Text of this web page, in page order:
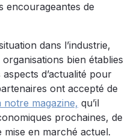
encourageantes de
dans l’industrie,
bien établies
d’actualité pour
ont accepté de
notre magazine, qu’il
prochaines, de
en marché actuel.